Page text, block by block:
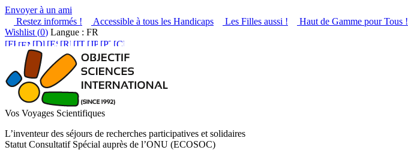
Envoyer à un ami
Restez informés !
Accessible à tous les Handicaps Les Filles aussi ! Haut de Gamme pour Tous !
Wishlist (0) Langue : FR
Vos Voyages Scientifiques
L’inventeur des séjours de recherches participatives et solidaires
Statut Consultatif Spécial auprès de l’ONU (ECOSOC)